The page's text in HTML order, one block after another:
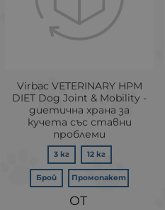
Virbac VETERINARY HPM
DIET Dog Joint & Mobility -
диетична храна за
кучета със ставни
проблеми
3 кг 12 кг
Брой Промопакет